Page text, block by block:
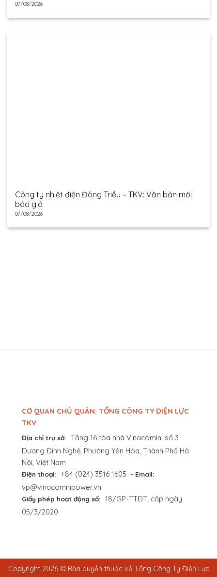
07/08/2026
Công ty nhiệt điện Đông Triều – TKV: Văn bản mời
báo giá
07/08/2026
CƠ QUAN CHỦ QUẢN: TỔNG CÔNG TY ĐIỆN LỰC
TKV
Địa chỉ trụ sở: Tầng 16 tòa nhà Vinacomin, số 3
Dương Đình Nghệ, Phường Yên Hòa, Thành Phố Hà
Nội, Việt Nam
Điện thoại: +84 (024) 3516 1605 - Email:
vp@vinacominpower.vn
Giấy phép hoạt động số: 18/GP-TTĐT, cấp ngày
05/3/2020
Copyright 2026 © Bản quyền thuộc về Tổng Công Ty Điện Lực